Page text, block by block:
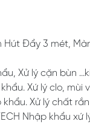
Hút Đẩy 3 mét,
Xử lý cặn bùn
Xứ lý clo, mùi
Xử lý chất
Nhập khẩu